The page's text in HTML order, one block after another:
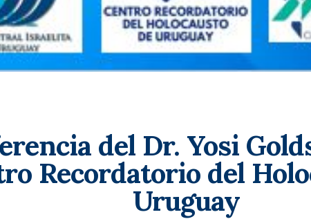
del Dr. Yosi
Recordatorio del
Uruguay